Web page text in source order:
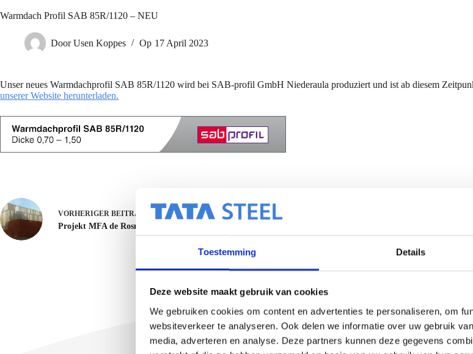
Toestemming Details
Deze website maakt gebruik van cookies
We gebruiken cookies om content en advertenties te personaliseren, om
websiteverkeer te analyseren. Ook delen we informatie over uw gebruik
media, adverteren en analyse. Deze partners kunnen deze gegevens
Warmdach Profil SAB 85R/1120 – NEU
Door Usen Koppes Op 17 April 2023
Unser neues Warmdachprofil SAB 85R/1120 wird bei SAB-profil GmbH Niederaula produziert und ist ab diesem
unserer Website herunterladen.
VORHERIGER BEITRAG
Projekt MFA de Rosmolen